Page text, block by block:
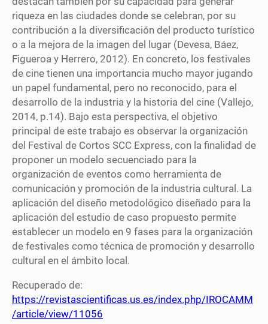
riqueza en las ciudades donde se celebran, por su
contribución a la diversificación del producto turístico
o a la mejora de la imagen del lugar (Devesa, Báez,
Figueroa y Herrero, 2012). En concreto, los festivales
de cine tienen una importancia mucho mayor jugando
un papel fundamental, pero no reconocido, para el
desarrollo de la industria y la historia del cine (Vallejo,
2014, p.14). Bajo esta perspectiva, el objetivo
principal de este trabajo es observar la organización
del Festival de Cortos SCC Express, con la finalidad de
proponer un modelo secuenciado para la
organización de eventos como herramienta de
comunicación y promoción de la industria cultural. La
aplicación del diseño metodológico diseñado para la
aplicación del estudio de caso propuesto permite
establecer un modelo en 9 fases para la organización
de festivales como técnica de promoción y desarrollo
cultural en el ámbito local.
Recuperado de:
https://revistascientificas.us.es/index.php/IROCAMM
/article/view/11056